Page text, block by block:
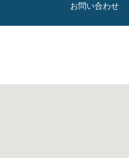
お問い合わせ